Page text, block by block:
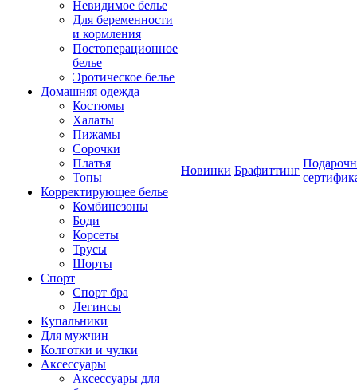
Невидимое белье
Для беременности
и кормления
Постоперационное
белье
Эротическое белье
Домашняя одежда
Костюмы
Халаты
Пижамы
Сорочки
Платья
Топы
Корректирующее белье
Комбинезоны
Боди
Корсеты
Трусы
Шорты
Спорт
Спорт бра
Легинсы
Купальники
Для мужчин
Колготки и чулки
Аксессуары
Аксессуары для
Новинки Брафиттинг